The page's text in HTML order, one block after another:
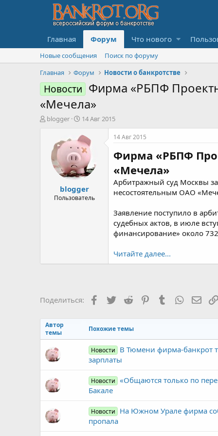
Главная Форум Что нового
Новые сообщения
Поиск по форуму
Главная
Форум Новости о банкротстве
Новости Фирма «РБПФ
«Мечела»
А
blogger
Д
т
а
н
а
ч
а
л
а
14 Авг 2015
blogger
Пользователь
14 Авг 2015
Фирма «РБПФ
«Мечела»
Арбитражный суд Москвы
несостоятельным ОАО
Заявление поступило в
судебных актов, в июле
финансирование» около
Читайте далее...
Поделиться: Facebook
TwitterReddit PinterestTumblrWhatsApp
Автор
темы
Похожие темы
Новости
В Тюмени фирма-банкрот
зарплаты
Новости «Общаются только по
Бакале
Новости
На Южном Урале фирма
пропала